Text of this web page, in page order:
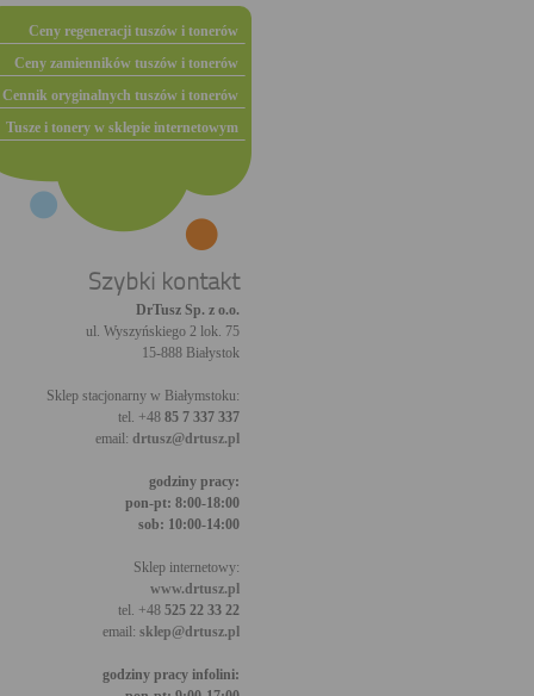
Ceny regeneracji tuszów i tonerów
Ceny zamienników tuszów i tonerów
Cennik oryginalnych tuszów i tonerów
Tusze i tonery w sklepie internetowym
Szybki kontakt
DrTusz Sp. z o.o.
ul. Wyszyńskiego 2 lok. 75
15-888 Białystok
Sklep stacjonarny w Białymstoku:
tel. +48 85 7 337 337
email: drtusz@drtusz.pl
godziny pracy:
pon-pt: 8:00-18:00
sob: 10:00-14:00
Sklep internetowy:
www.drtusz.pl
tel. +48 525 22 33 22
email: sklep@drtusz.pl
godziny pracy infolini: